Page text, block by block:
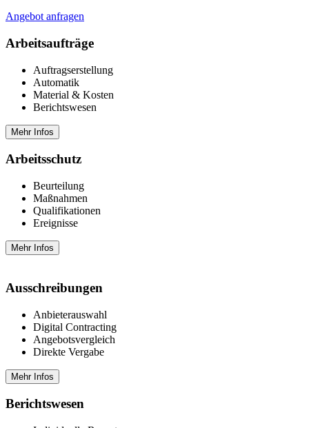
Angebot anfragen
Arbeitsaufträge
Auftragserstellung
Automatik
Material & Kosten
Berichtswesen
Mehr Infos
Arbeitsschutz
Beurteilung
Maßnahmen
Qualifikationen
Ereignisse
Mehr Infos
Ausschreibungen
Anbieterauswahl
Digital Contracting
Angebotsvergleich
Direkte Vergabe
Mehr Infos
Berichtswesen